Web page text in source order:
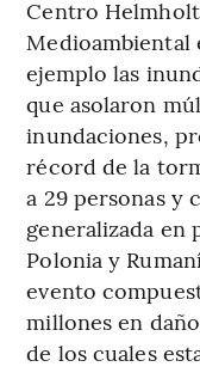
Centro
Medioambiental
ejemplo las
que asolaron
inundaciones,
récord de la
a 29 personas y
generalizada en
Polonia y
evento
millones en
de los cuales